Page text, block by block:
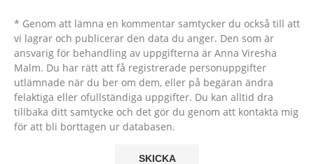
* Genom att lämna en kommentar samtycker du också till att
vi lagrar och publicerar den data du anger. Den som är
ansvarig för behandling av uppgifterna är Anna Viresha
Malm. Du har rätt att få registrerade personuppgifter
utlämnade när du ber om dem, eller på begäran ändra
felaktiga eller ofullständiga uppgifter. Du kan alltid dra
tillbaka ditt samtycke och det gör du genom att kontakta mig
för att bli borttagen ur databasen.